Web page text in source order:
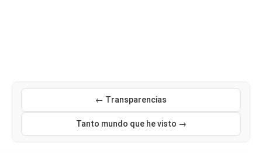
← Transparencias
Tanto mundo que he visto →